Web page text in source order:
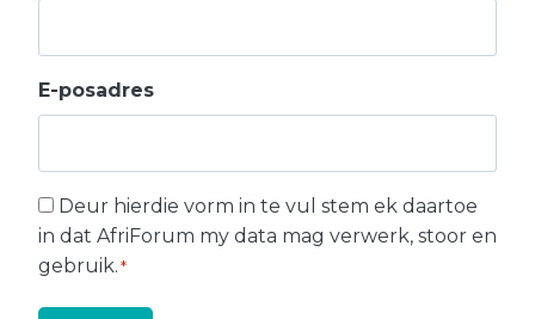
E-posadres
D
e
u
Deur hierdie vorm in te vul stem ek daartoe
in dat AfriForum my data mag verwerk, stoor en
gebruik.*